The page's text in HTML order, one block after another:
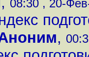
08:30 , 20-
,